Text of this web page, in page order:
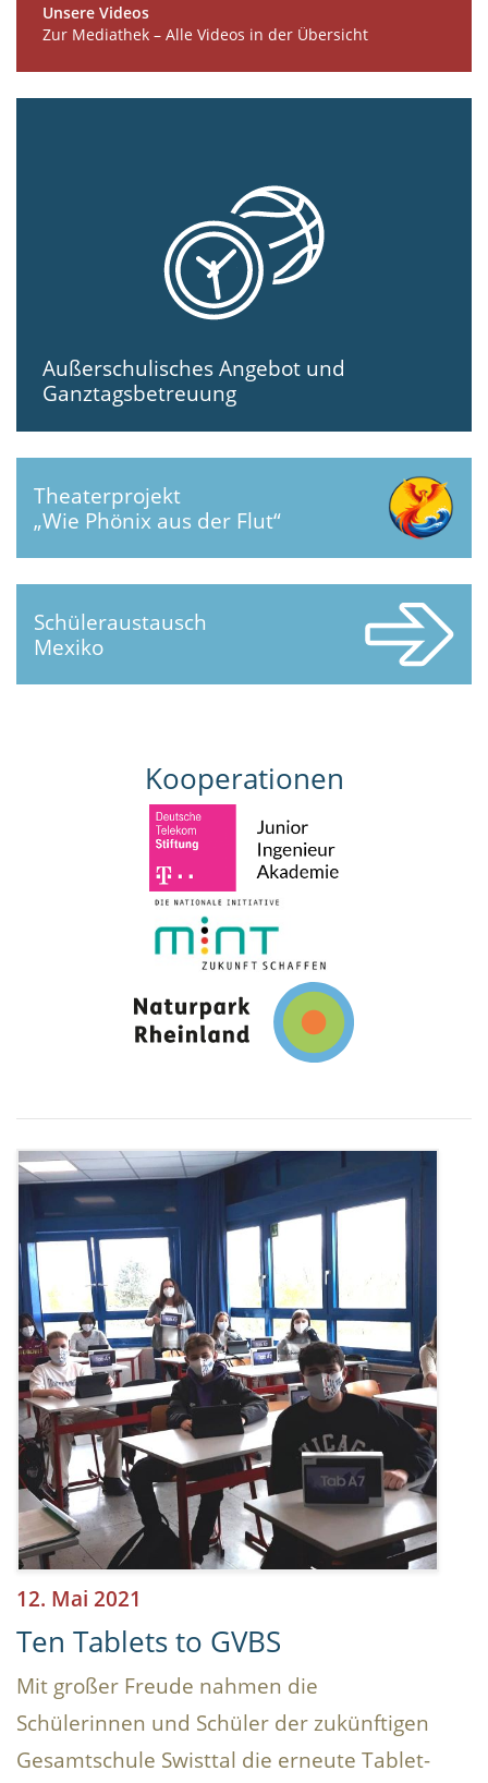
Unsere Videos
Zur Mediathek – Alle Videos in der Übersicht
Außerschulisches Angebot und
Ganztagsbetreuung
Theaterprojekt
„Wie Phönix aus der Flut“
Schüleraustausch
Mexiko
Kooperationen
12. Mai 2021
Ten Tablets to GVBS
Mit großer Freude nahmen die
Schülerinnen und Schüler der zukünftigen
Gesamtschule Swisttal die erneute Tablet-